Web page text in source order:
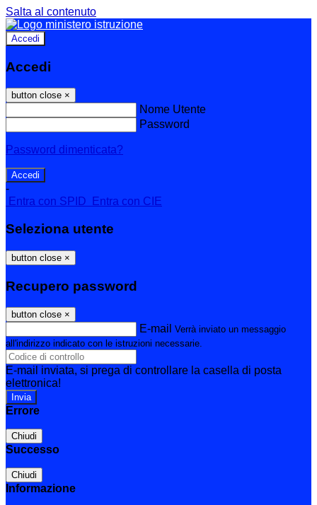
Salta al contenuto
Accedi
Accedi
button close ×
Nome Utente
Password
Password dimenticata?
-
Entra con SPID
Entra con CIE
Seleziona utente
button close ×
Recupero password
button close ×
E-mail Verrà inviato un messaggio
all'indirizzo indicato con le istruzioni necessarie.
E-mail inviata, si prega di controllare la casella di posta
elettronica!
Errore
Chiudi
Successo
Chiudi
Informazione